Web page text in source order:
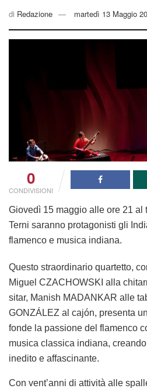
di Redazione martedì 13 Maggio
0
CONDIVISIONI
Giovedì 15 maggio alle ore 21 al
Terni saranno protagonisti gli
flamenco e musica indiana.
Questo straordinario quartetto,
Miguel CZACHOWSKI alla
sitar, Manish MADANKAR alle
GONZÁLEZ al cajón, presenta
fonde la passione del flamenco
musica classica indiana,
inedito e affascinante.
Con vent’anni di attività alle